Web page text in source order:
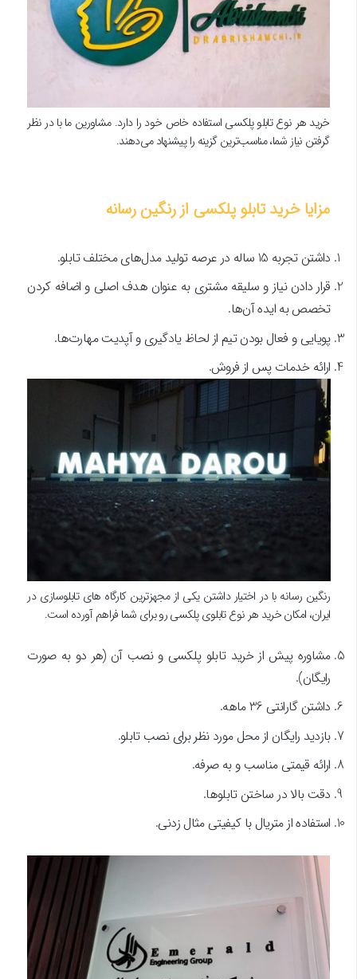
خرید هر نوع تابلو پلکسی استفاده خاص خود را دارد. مشاورین ما با در نظر
گرفتن نیاز شما، مناسب‌ترین گزینه را پیشنهاد می‌دهند.
مزایا خرید تابلو پلکسی از رنگین رسانه
داشتن تجربه 15 ساله در عرصه تولید مدل‌های مختلف تابلو.
قرار دادن نیاز و سلیقه مشتری به عنوان هدف اصلی و اضافه کردن
تخصص به ایده آن‌ها.
پویایی و فعال بودن تیم از لحاظ یادگیری و آپدیت مهارت‌ها.
ارائه خدمات پس از فروش.
رنگین رسانه با در اختیار داشتن یکی از مجهزترین کارگاه های تابلوسازی در
ایران، امکان خرید هر نوع تابلوی پلکسی رو برای شما فراهم آورده است.
مشاوره پیش از خرید تابلو پلکسی و نصب آن (هر دو به صورت
رایگان).
داشتن گارانتی 36 ماهه.
بازدید رایگان از محل مورد نظر برای نصب تابلو.
ارائه قیمتی مناسب و به صرفه.
دقت بالا در ساختن تابلوها.
استفاده از متریال با کیفیتی مثال زدنی.